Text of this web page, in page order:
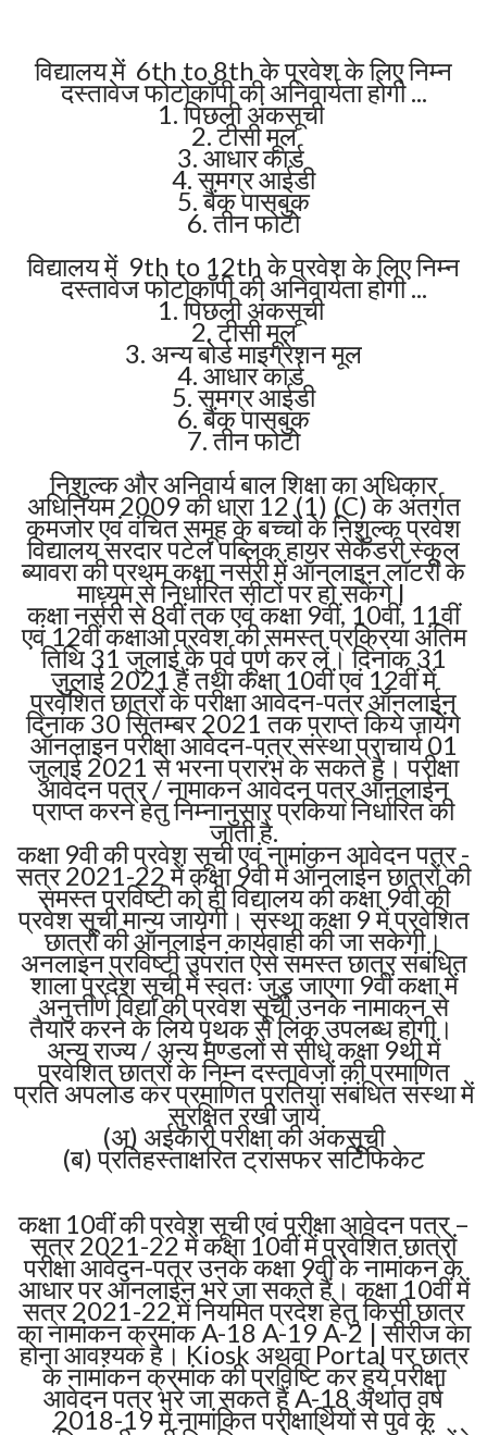
विद्यालय में 6th to 8th के प्रवेश के लिए निम्न
दस्तावेज फोटोकॉपी की अनिवार्यता होगी ...
1. पिछली अंकसूची
2. टीसी मूल
3. आधार कार्ड
4. समग्र आईडी
5. बैंक पासबुक
6. तीन फोटो
विद्यालय में 9th to 12th के प्रवेश के लिए निम्न
दस्तावेज फोटोकॉपी की अनिवार्यता होगी ...
1. पिछली अंकसूची
2. टीसी मूल
3. अन्य बोर्ड माइग्रेशन मूल
4. आधार कार्ड
5. समग्र आईडी
6. बैंक पासबुक
7. तीन फोटो
निशुल्क और अनिवार्य बाल शिक्षा का अधिकार
अधिनियम 2009 की धारा 12 (1) (C) के अंतर्गत
कमजोर एवं वंचित समूह के बच्चों के निशुल्क प्रवेश
विद्यालय सरदार पटेल पब्लिक हायर सेकेंडरी स्कूल
ब्यावरा की प्रथम कक्षा नर्सरी में ऑनलाइन लॉटरी के
माध्यम से निर्धारित सीटों पर हो सकेंगे l
कक्षा नर्सरी से 8वीं तक एवं कक्षा 9वीं, 10वीं, 11वीं
एवं 12वीं कक्षाओ प्रवेश की समस्त प्रक्रिया अंतिम
तिथि 31 जुलाई के पूर्व पूर्ण कर लें। दिनांक 31
जुलाई 2021 हैं तथा कक्षा 10वीं एवं 12वीं में
प्रवेशित छात्रों के परीक्षा आवेदन-पत्र ऑनलाईन
दिनांक 30 सितम्बर 2021 तक प्राप्त किये जायेंगे
ऑनलाइन परीक्षा आवेदन-पत्र संस्था प्राचार्य 01
जुलाई 2021 से भरना प्रारंभ के सकते है। परीक्षा
आवेदन पत्र / नामाकन आवेदन पत्र ऑनलाईन
प्राप्त करने हेतु निम्नानुसार प्रकिया निर्धारित की
जाती है.
कक्षा 9वी की प्रवेश सूची एवं नामांकन आवेदन पत्र -
सत्र 2021-22 में कक्षा 9वी में ऑनलाईन छात्रों की
समस्त प्रविष्टी को ही विद्यालय की कक्षा 9वी की
प्रवेश सूची मान्य जायेगी। संस्था कक्षा 9 में प्रवेशित
छात्रों की ऑनलाईन कार्यवाही की जा सकेगी।
अनलाइन प्रविष्टी उपरांत ऐसे समस्त छात्र संबंधित
शाला प्रदेश सूची में स्वतः जुड़ जाएगा 9वीं कक्षा में
अनुत्तीर्ण विद्या की प्रवेश सूची उनके नामाकन से
तैयार करने के लिये पृथक से लिंक उपलब्ध होगी।
अन्य राज्य / अन्य मण्डलों से सीधे कक्षा 9थी में
प्रवेशित छात्रों के निम्न दस्तावेजों की प्रमाणित
प्रति अपलोड कर प्रमाणित प्रतियां संबंधित संस्था में
सुरक्षित रखी जायें
(अ) अईकारी परीक्षा की अंकसूची
(ब) प्रतिहस्ताक्षरित ट्रांसफर सर्टिफिकेट
कक्षा 10वीं की प्रवेश सूची एवं परीक्षा आवेदन पत्र –
सत्र 2021-22 में कक्षा 10वीं में प्रवेशित छात्रों
परीक्षा आवेदन-पत्र उनके कक्षा 9वीं के नामांकन के
आधार पर ऑनलाईन भरे जा सकते हैं। कक्षा 10वीं में
सत्र 2021-22 में नियमित प्रदेश हेतु किसी छात्र
का नामांकन क्रमांक A-18 A-19 A-2 | सीरीज का
होना आवश्यक है। Kiosk अथवा Portal पर छात्र
के नामांकन क्रमांक की प्रविष्टि कर हुये परीक्षा
आवेदन पत्र भरे जा सकते हैं A-18 अर्थात वर्ष
2018-19 में नामांकित परीक्षार्थियों से पुर्व के